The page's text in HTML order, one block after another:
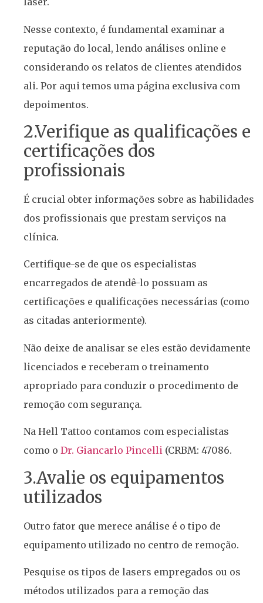
Nesse contexto, é fundamental examinar a
reputação do local, lendo análises online e
considerando os relatos de clientes atendidos
ali. Por aqui temos uma página exclusiva com
depoimentos.
2.Verifique as qualificações e
certificações dos
profissionais
É crucial obter informações sobre as habilidades
dos profissionais que prestam serviços na
clínica.
Certifique-se de que os especialistas
encarregados de atendê-lo possuam as
certificações e qualificações necessárias (como
as citadas anteriormente).
Não deixe de analisar se eles estão devidamente
licenciados e receberam o treinamento
apropriado para conduzir o procedimento de
remoção com segurança.
Na Hell Tattoo contamos com especialistas
como o Dr. Giancarlo Pincelli (CRBM: 47086.
3.Avalie os equipamentos
utilizados
Outro fator que merece análise é o tipo de
equipamento utilizado no centro de remoção.
Pesquise os tipos de lasers empregados ou os
métodos utilizados para a remoção das